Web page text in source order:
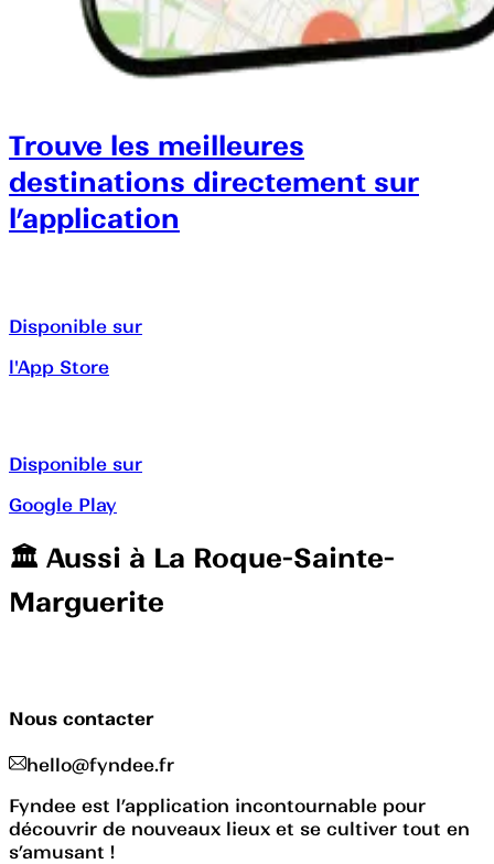
Trouve les meilleures
destinations directement sur
l’application
Disponible sur
l'App Store
Disponible sur
Google Play
🏛️️ Aussi à La Roque-Sainte-
Marguerite
Nous contacter
hello@fyndee.fr
Fyndee est l’application incontournable pour
découvrir de nouveaux lieux et se cultiver tout en
s’amusant !